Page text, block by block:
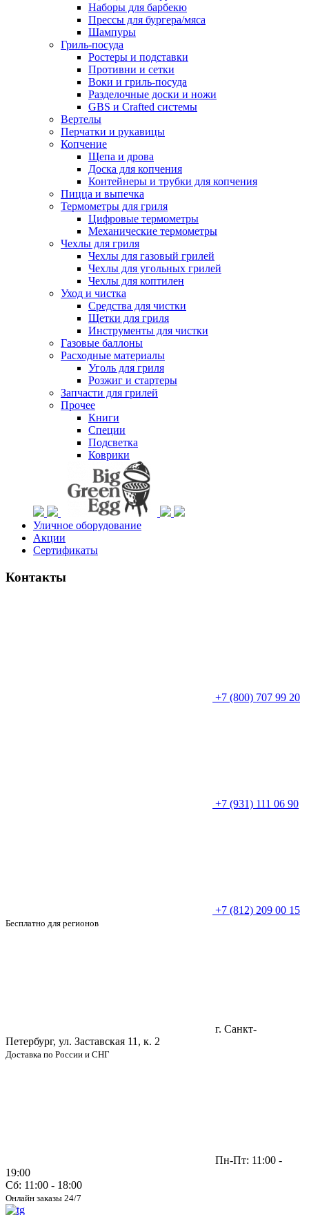
Наборы для барбекю
Прессы для бургера/мяса
Шампуры
Гриль-посуда
Ростеры и подставки
Противни и сетки
Воки и гриль-посуда
Разделочные доски и ножи
GBS и Crafted системы
Вертелы
Перчатки и рукавицы
Копчение
Щепа и дрова
Доска для копчения
Контейнеры и трубки для копчения
Пицца и выпечка
Термометры для гриля
Цифровые термометры
Механические термометры
Чехлы для гриля
Чехлы для газовый грилей
Чехлы для угольных грилей
Чехлы для коптилен
Уход и чистка
Средства для чистки
Щетки для гриля
Инструменты для чистки
Газовые баллоны
Расходные материалы
Уголь для гриля
Розжиг и стартеры
Запчасти для грилей
Прочее
Книги
Специи
Подсветка
Коврики
Уличное оборудование
Акции
Сертификаты
Контакты
+7 (800) 707 99 20
+7 (931) 111 06 90
+7 (812) 209 00 15
Бесплатно для регионов
г. Санкт-
Петербург, ул. Заставская 11, к. 2
Доставка по России и СНГ
Пн-Пт: 11:00 -
19:00
Сб: 11:00 - 18:00
Онлайн заказы 24/7